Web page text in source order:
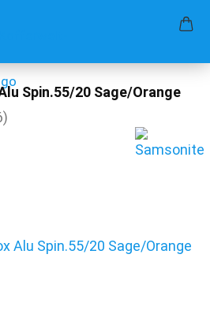
Spin.55/20 Sage/Orange
)